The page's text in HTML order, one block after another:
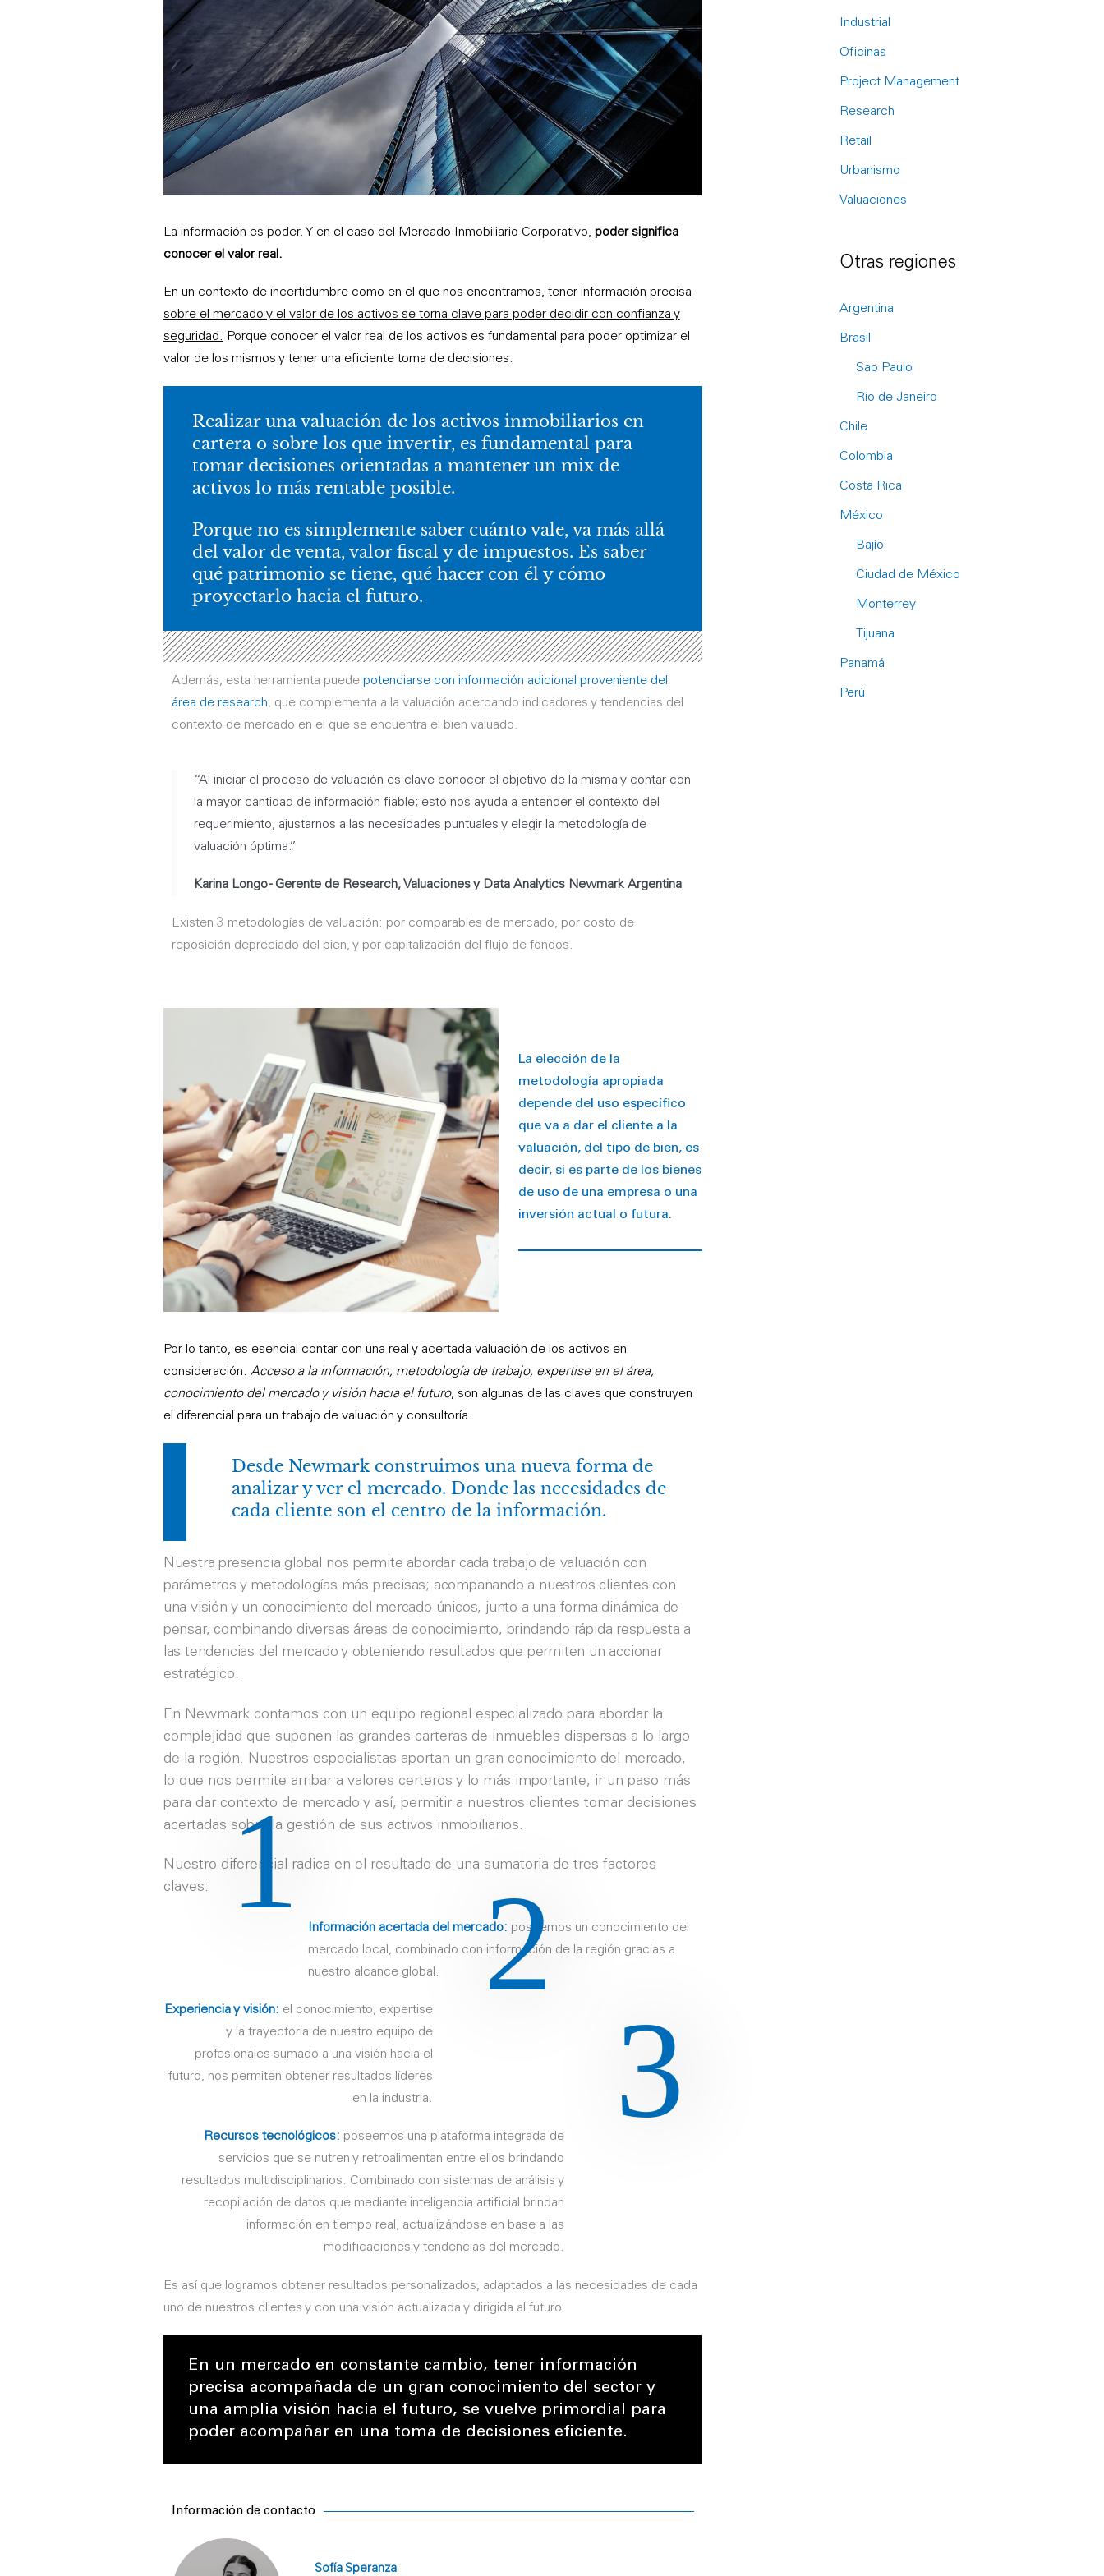
La información es poder. Y en el caso del Mercado Inmobiliario Corporativo, poder significa
conocer el valor real.
En un contexto de incertidumbre como en el que nos encontramos, tener información precisa
sobre el mercado y el valor de los activos se torna clave para poder decidir con confianza y
seguridad. Porque conocer el valor real de los activos es fundamental para poder optimizar el
valor de los mismos y tener una eficiente toma de decisiones.
Realizar una valuación de los activos inmobiliarios en
cartera o sobre los que invertir, es fundamental para
tomar decisiones orientadas a mantener un mix de
activos lo más rentable posible.
Porque no es simplemente saber cuánto vale, va más allá
del valor de venta, valor fiscal y de impuestos. Es saber
qué patrimonio se tiene, qué hacer con él y cómo
proyectarlo hacia el futuro.
Además, esta herramienta puede potenciarse con información adicional proveniente del
área de research, que complementa a la valuación acercando indicadores y tendencias del
contexto de mercado en el que se encuentra el bien valuado.
“Al iniciar el proceso de valuación es clave conocer el objetivo de la misma y contar con
la mayor cantidad de información fiable; esto nos ayuda a entender el contexto del
requerimiento, ajustarnos a las necesidades puntuales y elegir la metodología de
valuación óptima.”
Karina Longo - Gerente de Research, Valuaciones y Data Analytics Newmark Argentina
Existen 3 metodologías de valuación: por comparables de mercado, por costo de
reposición depreciado del bien, y por capitalización del flujo de fondos.
La elección de la
metodología apropiada
depende del uso específico
que va a dar el cliente a la
valuación, del tipo de bien, es
decir, si es parte de los bienes
de uso de una empresa o una
inversión actual o futura.
Por lo tanto, es esencial contar con una real y acertada valuación de los activos en
consideración. Acceso a la información, metodología de trabajo, expertise en el área,
conocimiento del mercado y visión hacia el futuro, son algunas de las claves que construyen
el diferencial para un trabajo de valuación y consultoría.
Desde Newmark construimos una nueva forma de
analizar y ver el mercado. Donde las necesidades de
cada cliente son el centro de la información.
Nuestra presencia global nos permite abordar cada trabajo de valuación con
parámetros y metodologías más precisas; acompañando a nuestros clientes con
una visión y un conocimiento del mercado únicos, junto a una forma dinámica de
pensar, combinando diversas áreas de conocimiento, brindando rápida respuesta a
las tendencias del mercado y obteniendo resultados que permiten un accionar
estratégico.
En Newmark contamos con un equipo regional especializado para abordar la
complejidad que suponen las grandes carteras de inmuebles dispersas a lo largo
de la región. Nuestros especialistas aportan un gran conocimiento del mercado,
lo que nos permite arribar a valores certeros y lo más importante, ir un paso más
para dar contexto de mercado y así, permitir a nuestros clientes tomar decisiones
acertadas sobre la gestión de sus activos inmobiliarios.
Nuestro diferencial radica en el resultado de una sumatoria de tres factores
claves:
1 Información acertada del mercado: poseemos un conocimiento del
mercado local, combinado con información de la región gracias a
nuestro alcance global.
Experiencia y visión: el conocimiento, expertise
y la trayectoria de nuestro equipo de
profesionales sumado a una visión hacia el
futuro, nos permiten obtener resultados líderes
en la industria.
2
Recursos tecnológicos: poseemos una plataforma integrada de
servicios que se nutren y retroalimentan entre ellos brindando
resultados multidisciplinarios. Combinado con sistemas de análisis y
recopilación de datos que mediante inteligencia artificial brindan
información en tiempo real, actualizándose en base a las
modificaciones y tendencias del mercado.
3
Es así que logramos obtener resultados personalizados, adaptados a las necesidades de cada
uno de nuestros clientes y con una visión actualizada y dirigida al futuro.
En un mercado en constante cambio, tener información
precisa acompañada de un gran conocimiento del sector y
una amplia visión hacia el futuro, se vuelve primordial para
poder acompañar en una toma de decisiones eficiente.
Información de contacto
Sofía Speranza
Industrial
Oficinas
Project Management
Research
Retail
Urbanismo
Valuaciones
Otras regiones
Argentina
Brasil
Sao Paulo
Río de Janeiro
Chile
Colombia
Costa Rica
México
Bajío
Ciudad de México
Monterrey
Tijuana
Panamá
Perú